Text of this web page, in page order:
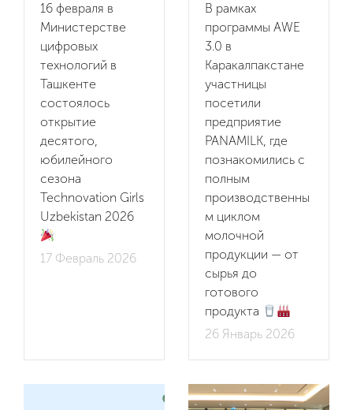
ИТ-продукты
16 февраля в
Министерстве
цифровых
технологий в
Ташкенте
состоялось
открытие
десятого,
юбилейного
сезона
Technovation Girls
Uzbekistan 2026
17 Февраль 2026
В рамках
программы AWE
3.0 в
Каракалпакстане
участницы
посетили
предприятие
PANAMILK, где
познакомились с
полным
производственны
м циклом
молочной
продукции — от
сырья до
готового
продукта
26 Январь 2026